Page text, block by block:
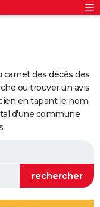
des décès des
ou trouver un avis
en tapant le nom
d'une commune